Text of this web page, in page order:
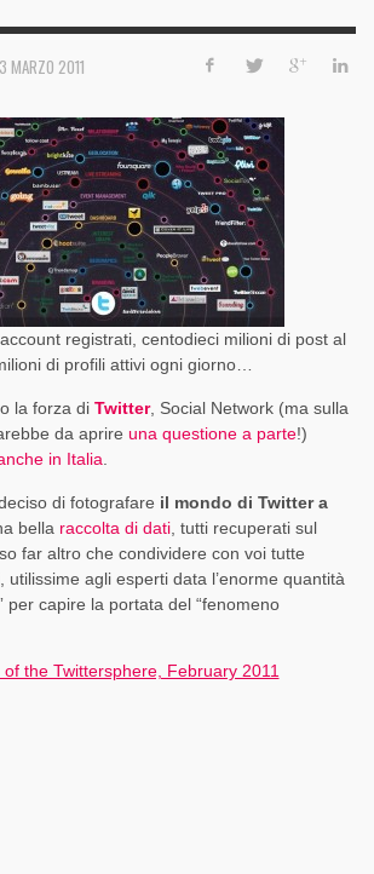
MARZO 2011
registrati, centodieci milioni di post al
di profili attivi ogni giorno…
la forza di Twitter, Social Network (ma sulla
da aprire una questione a parte!)
in Italia.
di fotografare il mondo di Twitter a
bella raccolta di dati, tutti recuperati sul
far altro che condividere con voi tutte
utilissime agli esperti data l’enorme quantità
per capire la portata del “fenomeno
the Twittersphere, February 2011